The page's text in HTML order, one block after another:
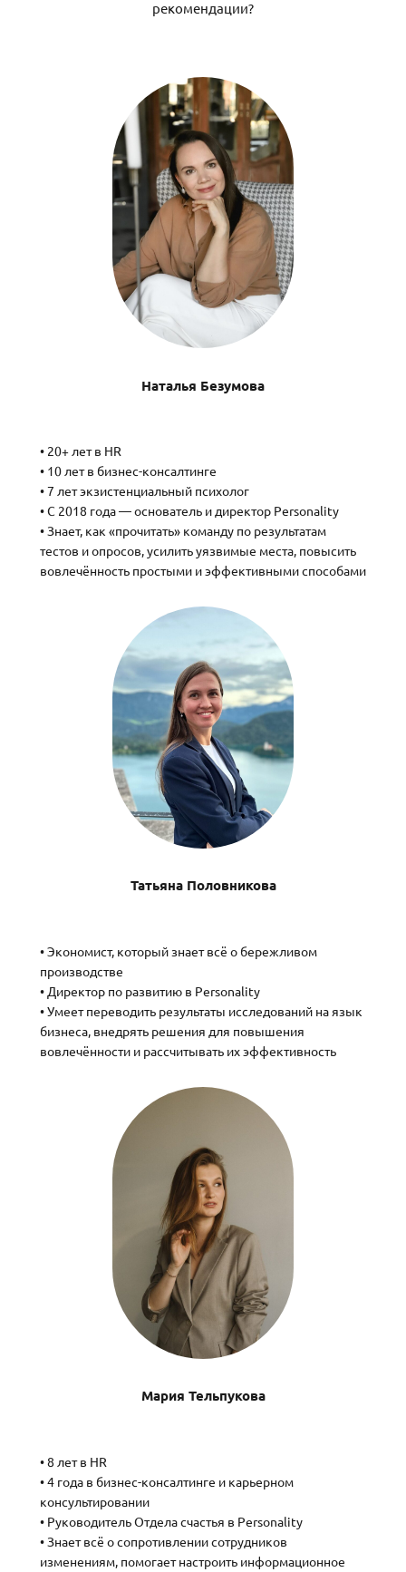
рекомендации?
Наталья Безумова
• 20+ лет в HR
• 10 лет в бизнес-консалтинге
• 7 лет экзистенциальный психолог
• С 2018 года — основатель и директор Personality
• Знает, как «прочитать» команду по результатам
тестов и опросов, усилить уязвимые места, повысить
вовлечённость простыми и эффективными способами
Татьяна Половникова
• Экономист, который знает всё о бережливом
производстве
• Директор по развитию в Personality
• Умеет переводить результаты исследований на язык
бизнеса, внедрять решения для повышения
вовлечённости и рассчитывать их эффективность
Мария Тельпукова
• 8 лет в HR
• 4 года в бизнес-консалтинге и карьерном
консультировании
• Руководитель Отдела счастья в Personality
• Знает всё о сопротивлении сотрудников
изменениям, помогает настроить информационное